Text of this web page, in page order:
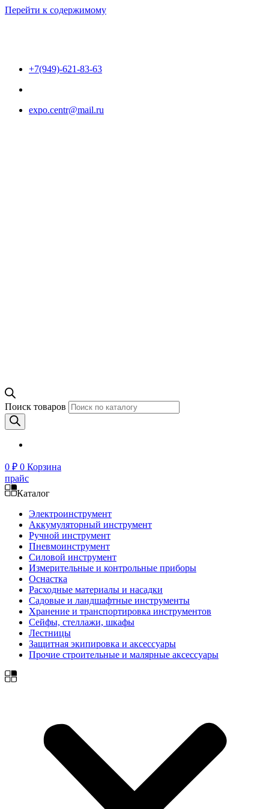
Перейти к содержимому
+7(949)-621-83-63
expo.centr@mail.ru
Поиск товаров
0 ₽ 0 Корзина
прайс
Каталог
Электроинструмент
Аккумуляторный инструмент
Ручной инструмент
Пневмоинструмент
Силовой инструмент
Измерительные и контрольные приборы
Оснастка
Расходные материалы и насадки
Садовые и ландшафтные инструменты
Хранение и транспортировка инструментов
Сейфы, стеллажи, шкафы
Лестницы
Защитная экипировка и аксессуары
Прочие строительные и малярные аксессуары